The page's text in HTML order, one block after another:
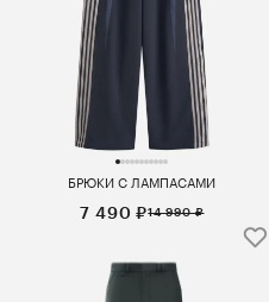
БРЮКИ С ЛАМПАСАМИ
7 490 ₽14 990 ₽